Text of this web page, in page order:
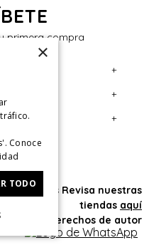
primera compra
+
+
+
Las Condes Revisa nuestras
tiendas aquí
Kids derechos de autor
×
Conoce
TODO